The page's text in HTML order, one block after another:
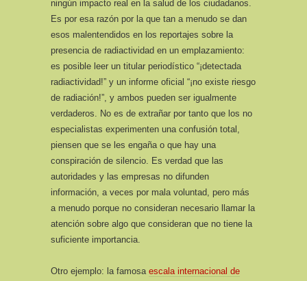
ningún impacto real en la salud de los ciudadanos.
Es por esa razón por la que tan a menudo se dan
esos malentendidos en los reportajes sobre la
presencia de radiactividad en un emplazamiento:
es posible leer un titular periodístico “¡detectada
radiactividad!” y un informe oficial “¡no existe riesgo
de radiación!”, y ambos pueden ser igualmente
verdaderos. No es de extrañar por tanto que los no
especialistas experimenten una confusión total,
piensen que se les engaña o que hay una
conspiración de silencio. Es verdad que las
autoridades y las empresas no difunden
información, a veces por mala voluntad, pero más
a menudo porque no consideran necesario llamar la
atención sobre algo que consideran que no tiene la
suficiente importancia.
Otro ejemplo: la famosa escala internacional de